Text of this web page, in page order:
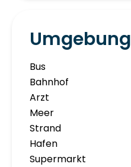
Umgebung
Bus
Bahnhof
Arzt
Meer
Strand
Hafen
Supermarkt